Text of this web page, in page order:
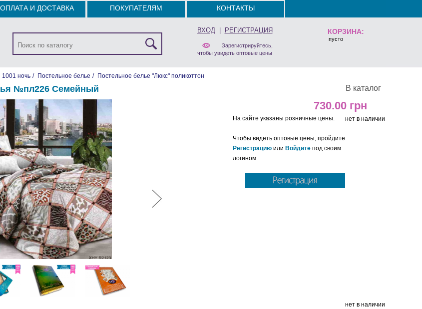
КОРЗИНА:
пусто
ОПЛАТА И ДОСТАВКА ПОКУПАТЕЛЯМ КОНТАКТЫ
ВХОД| РЕГИСТРАЦИЯ
Зарегистрируйтесь,
чтобы увидеть оптовые цены
1001 ночь / Постельное белье / Постельное белье "Люкс" поликоттон
В каталог
№пл226 Семейный
730.00
нет в наличии
На сайте указаны розничные цены.
Чтобы видеть оптовые цены, пройдите
Регистрацию или Войдите под своим
логином.
нет в наличии